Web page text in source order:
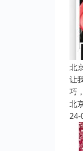
北
让
巧
北
24-